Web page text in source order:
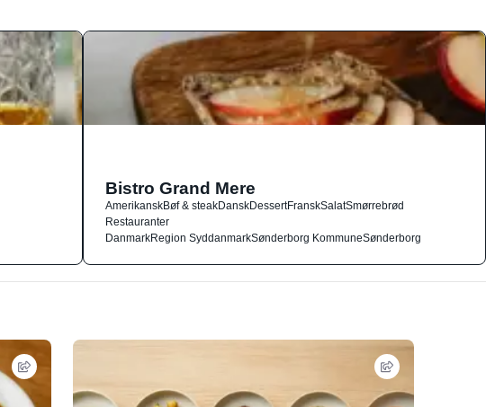
Bistro Grand Mere
AmerikanskBøf & steakDanskDessertFranskSalatSmørrebrød
Restauranter
DanmarkRegion SyddanmarkSønderborg KommuneSønderborg